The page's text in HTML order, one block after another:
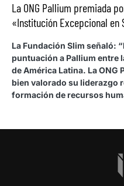
La ONG Pallium premiada
«Institución Excepcional en
La Fundación Slim señaló:
puntuación a Pallium
de América Latina. La
bien valorado su liderazgo
formación de recursos